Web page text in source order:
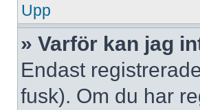
Upp
» Varför kan jag
Endast
fusk). Om du har